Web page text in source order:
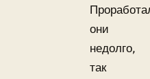
они
недолго,
так